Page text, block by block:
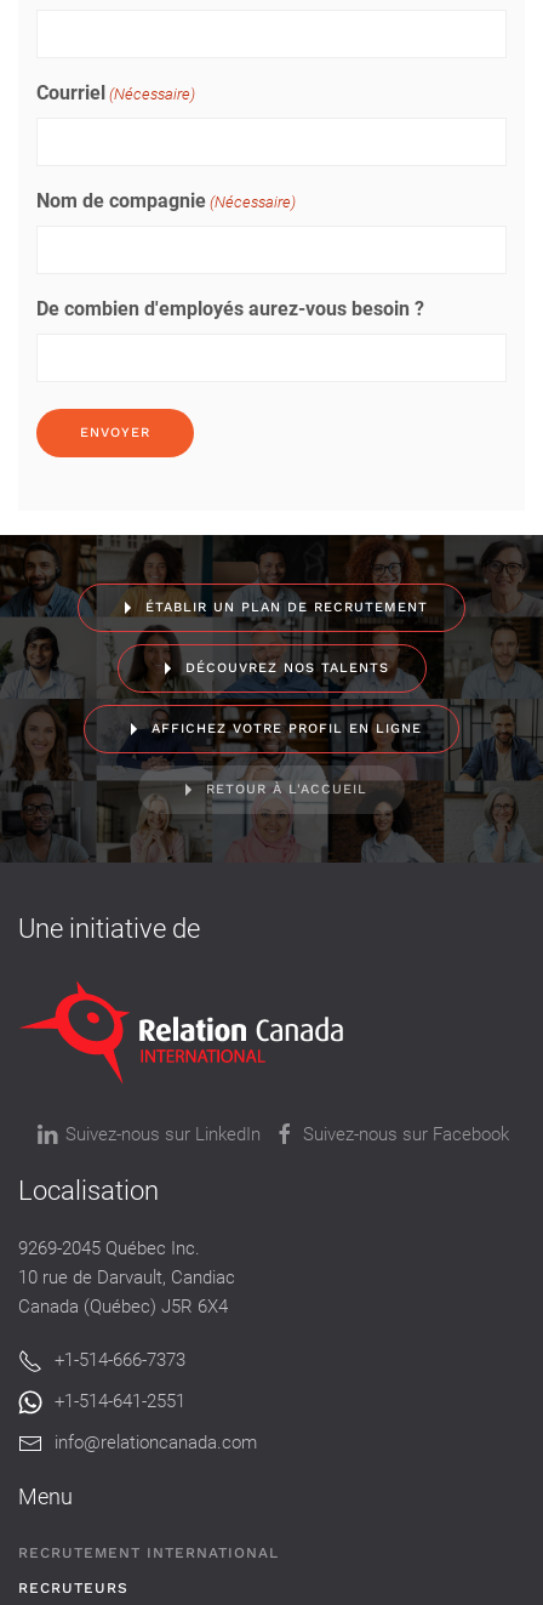
Courriel (Nécessaire)
Nom de compagnie (Nécessaire)
De combien d'employés aurez-vous besoin ?
ÉTABLIR UN PLAN DE RECRUTEMENT
DÉCOUVREZ NOS TALENTS
AFFICHEZ VOTRE PROFIL EN LIGNE
RETOUR À L'ACCUEIL
Une initiative de
Suivez-nous sur LinkedIn Suivez-nous sur Facebook
Localisation
9269-2045 Québec Inc.
10 rue de Darvault, Candiac
Canada (Québec) J5R 6X4
+1-514-666-7373
+1-514-641-2551
info@relationcanada.com
Menu
RECRUTEMENT INTERNATIONAL
RECRUTEURS